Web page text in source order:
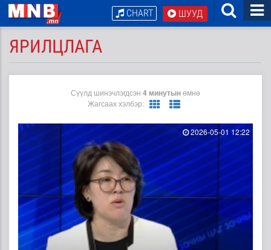
ШУУД
CHART
ЯРИЛЦЛАГА
Сүүлд шинэчлэгдсэн 4 минутынөмнө
Жагсаах хэлбэр:
2026-05-01 12:22